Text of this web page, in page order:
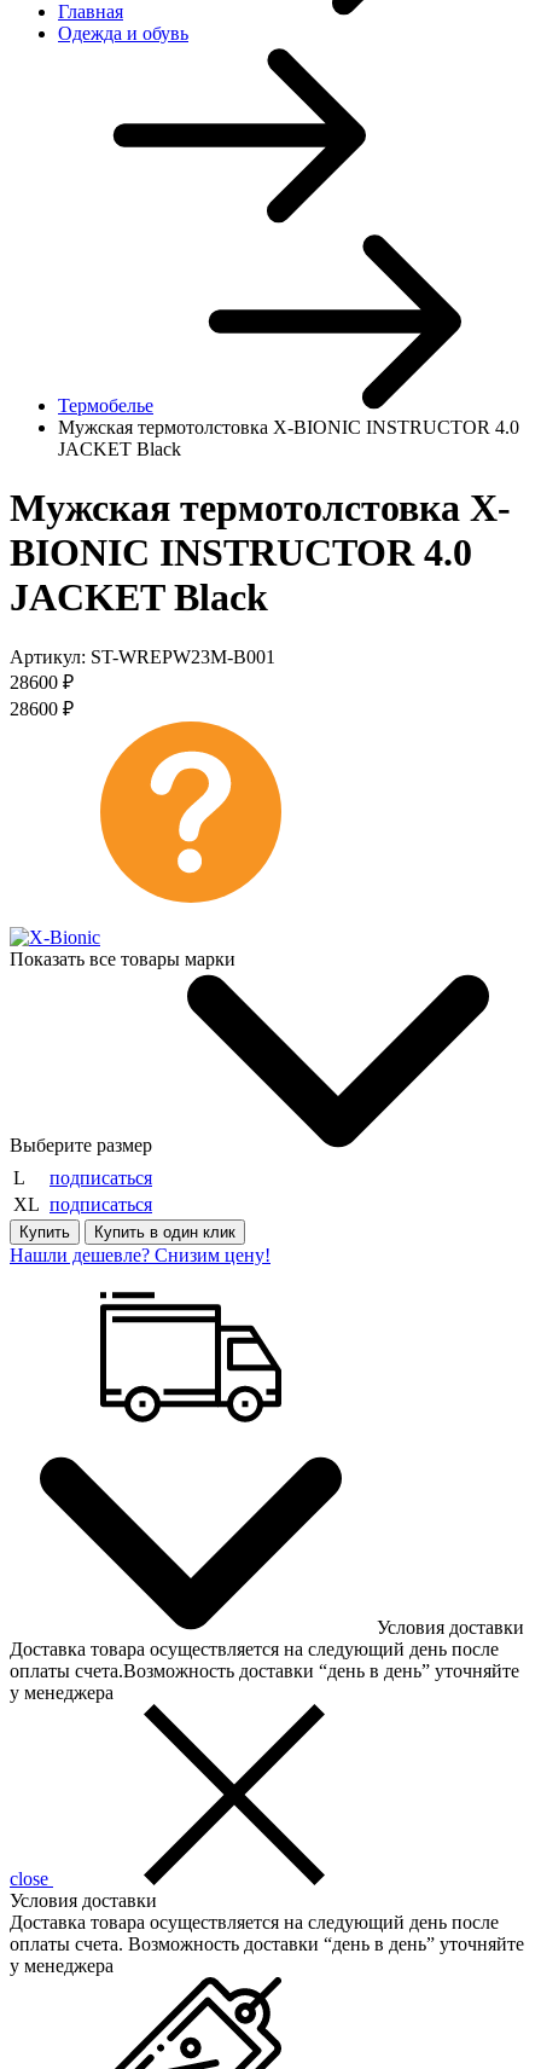
Главная
Одежда и обувь
Термобелье
Мужская термотолстовка X-BIONIC INSTRUCTOR 4.0
JACKET Black
Мужская термотолстовка X-
BIONIC INSTRUCTOR 4.0
JACKET Black
Артикул: ST-WREPW23M-B001
28600 ₽
28600 ₽
Показать все товары марки
Выберите размер
L
подписаться
XL подписаться
Купить Купить в один клик
Нашли дешевле? Снизим цену!
Условия доставки
Доставка товара осуществляется на следующий день после
оплаты счета.Возможность доставки “день в день” уточняйте
у менеджера
close
Условия доставки
Доставка товара осуществляется на следующий день после
оплаты счета. Возможность доставки “день в день” уточняйте
у менеджера